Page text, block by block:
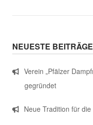
NEUESTE BEITRÄGE
Verein „Pfälzer
gegründet
Neue Tradition für die